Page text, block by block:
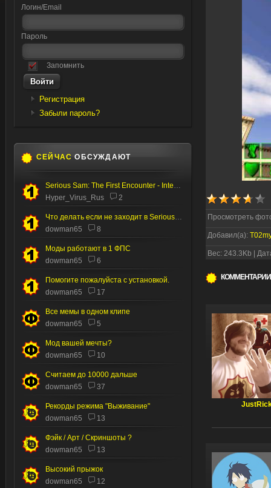
Просмотреть
Добавил(а):
Вес: 243.3Kb |
КОММЕНТАРИИ
Логин/Email
Пароль
Запомнить
Регистрация
Забыли пароль?
СЕЙЧАС ОБСУЖДАЮТ
Serious Sam: The First Encounter - Internal Test
Hyper_Virus_Rus
2
Что делать если не заходит в Serious editor
dowman65
8
Моды работают в 1 ФПС
dowman65
6
Помогите пожалуйста с установкой.
dowman65
17
Все мемы в одном клипе
dowman65
5
Мод вашей мечты?
dowman65
10
Считаем до 10000 дальше
dowman65
37
Рекорды режима "Выживание"
dowman65
13
Фэйк / Арт / Скриншоты ?
dowman65
13
Высокий прыжок
dowman65
12